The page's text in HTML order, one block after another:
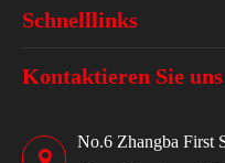
Schnelllinks
Kontaktieren Sie uns
No.6 Zhangba First